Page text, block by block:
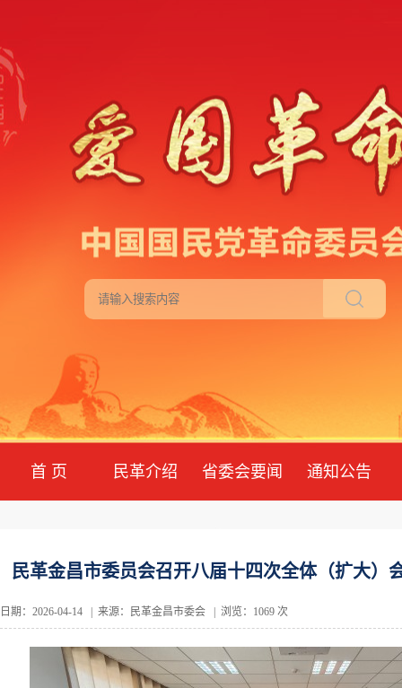
首 页 民革介绍 省委会要闻 通知公告
民革金昌市委员会召开八届十四次全体（扩大）
日期：2026-04-14 | 来源：民革金昌市委会 | 浏览：1069 次